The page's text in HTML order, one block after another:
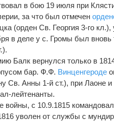
в бою 19 июля при
за что был отмечен
(орден Св. Георгия 3-го
в деле у с. Громы был
Балк вернулся только в
бар. Ф.Ф. Винценгероде
Св. Анны 1-й ст.), при Лаоне
лейтенанты.
войны, с 10.9.1815
уволен от службы с